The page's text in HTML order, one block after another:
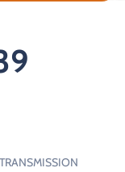
TRANSMISSION